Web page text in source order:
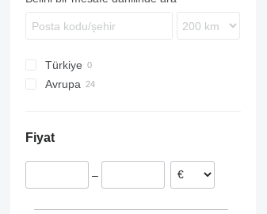
Türkiye
Avrupa
Letonya
Fiyat
–